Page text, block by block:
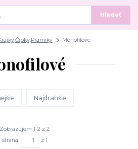
Hľadať
Monofilové
Najdrahšie
Zobrazujem 1-2 z 2
strana
z 1